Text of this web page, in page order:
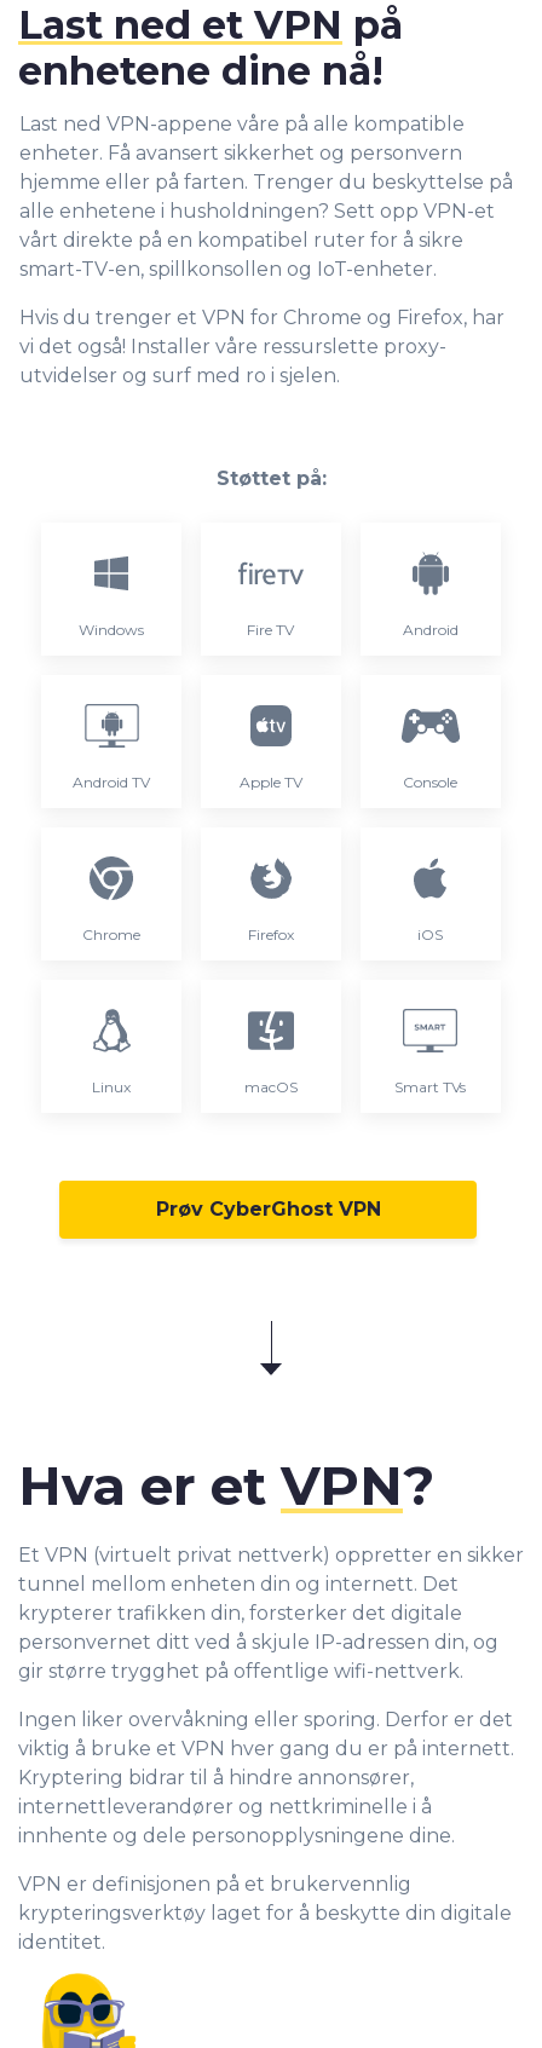
Last ned et VPN på
enhetene dine nå!
Last ned VPN-appene våre på alle kompatible
enheter. Få avansert sikkerhet og personvern
hjemme eller på farten. Trenger du beskyttelse på
alle enhetene i husholdningen? Sett opp VPN-et
vårt direkte på en kompatibel ruter for å sikre
smart-TV-en, spillkonsollen og IoT-enheter.
Hvis du trenger et VPN for Chrome og Firefox, har
vi det også! Installer våre ressurslette proxy-
utvidelser og surf med ro i sjelen.
Støttet på:
Windows Fire TV Android
Android TV Apple TV Console
Chrome Firefox iOS
Linux macOS Smart TVs
Prøv CyberGhost VPN
Hva er etVPN?
Et VPN (virtuelt privat nettverk) oppretter en sikker
tunnel mellom enheten din og internett. Det
krypterer trafikken din, forsterker det digitale
personvernet ditt ved å skjule IP-adressen din, og
gir større trygghet på offentlige wifi-nettverk.
Ingen liker overvåkning eller sporing. Derfor er det
viktig å bruke et VPN hver gang du er på internett.
Kryptering bidrar til å hindre annonsører,
internettleverandører og nettkriminelle i å
innhente og dele personopplysningene dine.
VPN er definisjonen på et brukervennlig
krypteringsverktøy laget for å beskytte din digitale
identitet.